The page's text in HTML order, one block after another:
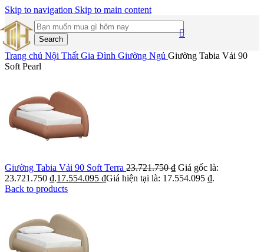
Skip to navigation Skip to main content
Search
Trang chủ Nội Thất Gia Đình Giường Ngủ Giường Tabia Vải 90
Soft Pearl
Giường Tabia Vải 90 Soft Terra 23.721.750₫ Giá gốc là:
23.721.750 ₫.17.554.095 ₫Giá hiện tại là: 17.554.095 ₫.
Back to products